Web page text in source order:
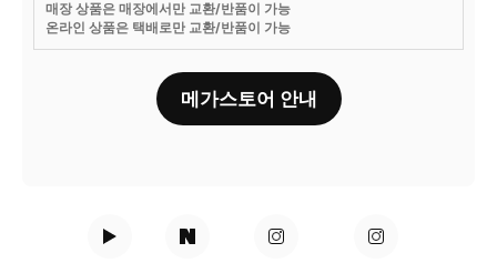
매장 상품은 매장에서만 교환/반품이 가능
온라인 상품은 택배로만 교환/반품이 가능
메가스토어 안내